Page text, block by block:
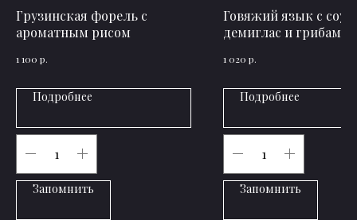
Грузинская форель с
ароматным рисом
1 100 р.
Подробнее
Запомнить
Говяжий язык с
демиглас и грибами
1 020 р.
Подробнее
Запомнить